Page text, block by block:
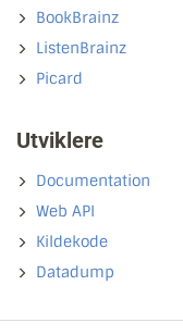
BookBrainz
ListenBrainz
Picard
Utviklere
Documentation
Web API
Kildekode
Datadump